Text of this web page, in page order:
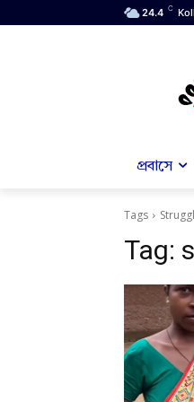
24.4 C
প্রবাসে
Tags
Tag: